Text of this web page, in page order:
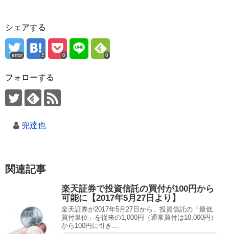
シェアする
error 0 0
フォローする
兜達也
関連記事
楽天証券で投資信託の買付が100円から
可能に【2017年5月27日より】
楽天証券が2017年5月27日から、投資信託の「最低
買付単位」を従来の1,000円（通常買付は10,000円）
から100円に引き...